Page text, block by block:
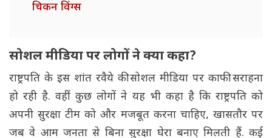
चिकन विंग्स
सोशल मीडिया पर लोगों ने क्या कहा?
राष्ट्रपति के इस शांत रवैये की सोशल मीडिया पर काफी सराहना
हो रही है. वहीं कुछ लोगों ने यह भी कहा है कि राष्ट्रपति को
अपनी सुरक्षा टीम को और मजबूत करना चाहिए, खासतौर पर
जब वे आम जनता से बिना सुरक्षा घेरा बनाए मिलती हैं. कई